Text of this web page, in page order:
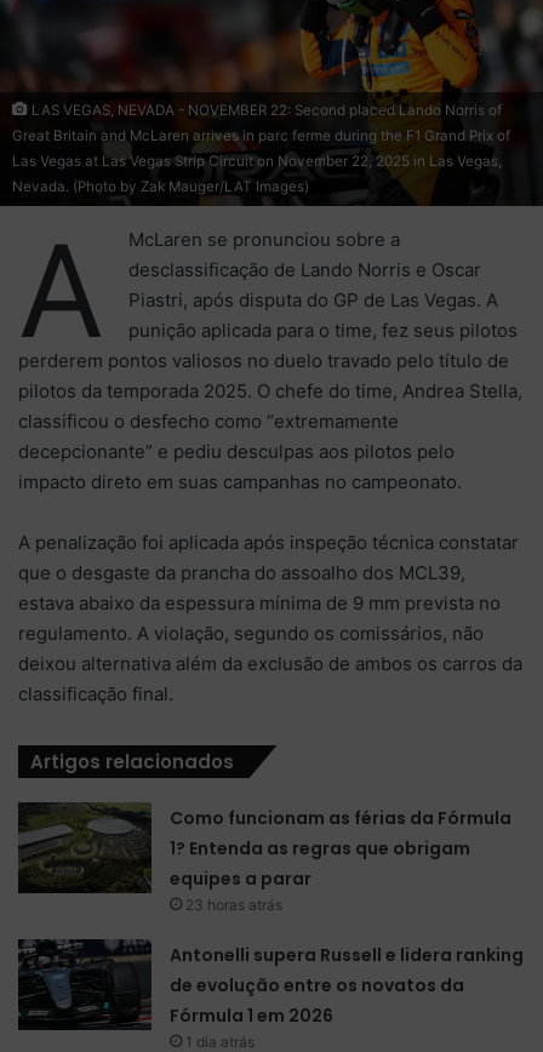
LAS VEGAS, NEVADA - NOVEMBER 22: Second placed Lando Norris of
Great Britain and McLaren arrives in parc ferme during the F1 Grand Prix of
Las Vegas at Las Vegas Strip Circuit on November 22, 2025 in Las Vegas,
Nevada. (Photo by Zak Mauger/LAT Images)
A
McLaren se pronunciou sobre a
desclassificação de Lando Norris e Oscar
Piastri, após disputa do GP de Las Vegas. A
punição aplicada para o time, fez seus pilotos
perderem pontos valiosos no duelo travado pelo título de
pilotos da temporada 2025. O chefe do time, Andrea Stella,
classificou o desfecho como “extremamente
decepcionante” e pediu desculpas aos pilotos pelo
impacto direto em suas campanhas no campeonato.
A penalização foi aplicada após inspeção técnica constatar
que o desgaste da prancha do assoalho dos MCL39,
estava abaixo da espessura mínima de 9 mm prevista no
regulamento. A violação, segundo os comissários, não
deixou alternativa além da exclusão de ambos os carros da
classificação final.
Artigos relacionados
Como funcionam as férias da Fórmula
1? Entenda as regras que obrigam
equipes a parar
23 horas atrás
Antonelli supera Russell e lidera ranking
de evolução entre os novatos da
Fórmula 1 em 2026
1 dia atrás